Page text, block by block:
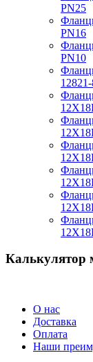
PN25
PN16
PN10
Калькулятор
О нас
Доставка
Оплата
Наши